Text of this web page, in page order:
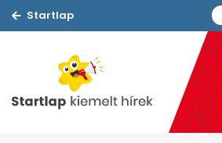
Startlap